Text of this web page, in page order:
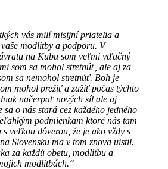
vás milí misijní priatelia a
modlitby a podporu. V
na Kubu som veľmi vďačný
som sa mohol stretnúť, ale aj za
sa nemohol stretnúť. Boh je
mohol prežiť a zažiť počas týchto
načerpať nových síl ale aj
sa o nás stará cez každého jedného
podmienkam ktoré nás tam
veľkou dôverou, že je ako vždy s
Slovensku ma v tom znova uistil.
za každú obetu, modlitbu a
modlitbách.“